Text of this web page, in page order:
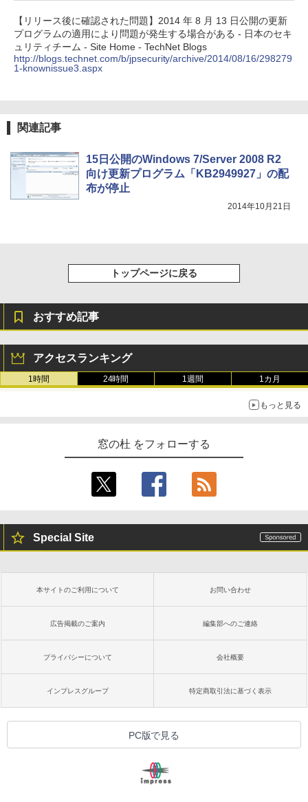
￥31,980
New Amazon Kindle Scribe Colorsoft |
【リリース後に確認された問題】2014 年 8 月 13 日公開の更新
プログラムの適用により問題が発生する場合がある - 日本のセキ
ュリティチーム - Site Home - TechNet Blogs
http://blogs.technet.com/b/jpsecurity/archive/2014/08/16/298279
1-knownissue3.aspx
関連記事
15日公開のWindows 7/Server 2008 R2
向け更新プログラム「KB2949927」の配
布が停止
2014年10月21日
トップページに戻る
おすすめ記事
アクセスランキング
1時間 24時間 1週間 1カ月
もっと見る
窓の杜 をフォローする
Special Site
本サイトのご利用について お問い合わせ
広告掲載のご案内 編集部へのご連絡
プライバシーについて 会社概要
インプレスグループ 特定商取引法に基づく表示
PC版で見る